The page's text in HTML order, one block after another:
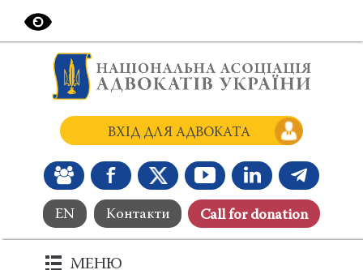
EN Контакти Сall for donation
ВХІД ДЛЯ АДВОКАТА
МЕНЮ